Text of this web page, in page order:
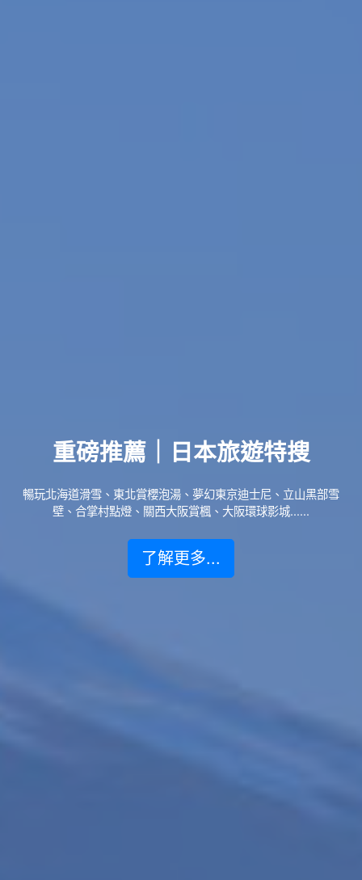
重磅推薦｜日本旅遊特搜
暢玩北海道滑雪、東北賞櫻泡湯、夢幻東京迪士尼、立山黑部雪
壁、合掌村點燈、關西大阪賞楓、大阪環球影城......
了解更多...